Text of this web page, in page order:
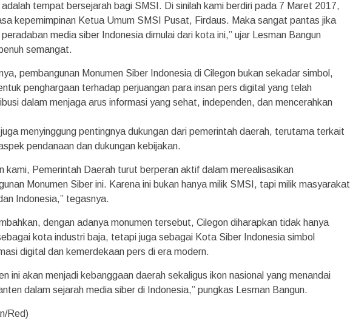
adalah tempat bersejarah bagi SMSI. Di sinilah kami berdiri pada 7 Maret 2017,
kepemimpinan Ketua Umum SMSI Pusat, Firdaus. Maka sangat pantas jika
media siber Indonesia dimulai dari kota ini,” ujar Lesman Bangun
semangat.
pembangunan Monumen Siber Indonesia di Cilegon bukan sekadar simbol,
penghargaan terhadap perjuangan para insan pers digital yang telah
dalam menjaga arus informasi yang sehat, independen, dan mencerahkan
juga menyinggung pentingnya dukungan dari pemerintah daerah, terutama terkait
pendanaan dan dukungan kebijakan.
kami, Pemerintah Daerah turut berperan aktif dalam merealisasikan
Monumen Siber ini. Karena ini bukan hanya milik SMSI, tapi milik masyarakat
Indonesia,” tegasnya.
dengan adanya monumen tersebut, Cilegon diharapkan tidak hanya
kota industri baja, tetapi juga sebagai Kota Siber Indonesia simbol
digital dan kemerdekaan pers di era modern.
ini akan menjadi kebanggaan daerah sekaligus ikon nasional yang menandai
dalam sejarah media siber di Indonesia,” pungkas Lesman Bangun.
Red)